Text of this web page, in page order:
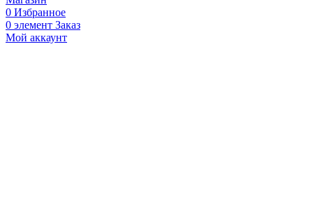
0 Избранное
0 элемент Заказ
Мой аккаунт